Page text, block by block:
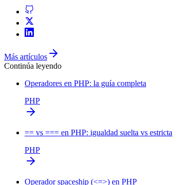
Más artículos
Continúa leyendo
Operadores en PHP: la guía completa
PHP
== vs === en PHP: igualdad suelta vs estricta
PHP
Operador spaceship (<=>) en PHP